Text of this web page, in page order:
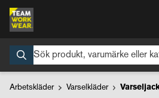
Arbetskläder Varselkläder